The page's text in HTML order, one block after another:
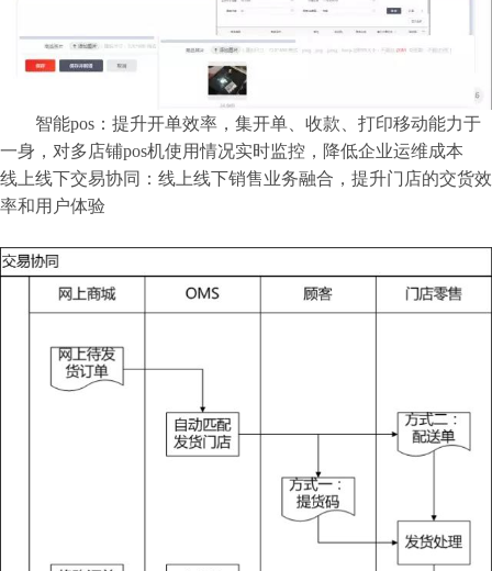
智能pos：提升开单效率，集开单、收款、打印移动能力于
一身，对多店铺pos机使用情况实时监控，降低企业运维成本
线上线下交易协同：线上线下销售业务融合，提升门店的交货效
率和用户体验